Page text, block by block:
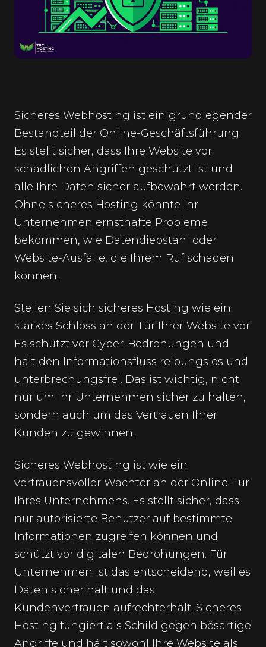
Sicheres Webhosting ist ein grundlegender
Bestandteil der Online-Geschäftsführung.
Es stellt sicher, dass Ihre Website vor
schädlichen Angriffen geschützt ist und
alle Ihre Daten sicher aufbewahrt werden.
Ohne sicheres Hosting könnte Ihr
Unternehmen ernsthafte Probleme
bekommen, wie Datendiebstahl oder
Website-Ausfälle, die Ihrem Ruf schaden
können.
Stellen Sie sich sicheres Hosting wie ein
starkes Schloss an der Tür Ihrer Website vor.
Es schützt vor Cyber-Bedrohungen und
hält den Informationsfluss reibungslos und
unterbrechungsfrei. Das ist wichtig, nicht
nur um Ihr Unternehmen sicher zu halten,
sondern auch um das Vertrauen Ihrer
Kunden zu gewinnen.
Sicheres Webhosting ist wie ein
vertrauensvoller Wächter an der Online-Tür
Ihres Unternehmens. Es stellt sicher, dass
nur autorisierte Benutzer auf bestimmte
Informationen zugreifen können und
schützt vor digitalen Bedrohungen. Für
Unternehmen ist das entscheidend, weil es
Daten sicher hält und das
Kundenvertrauen aufrechterhält. Sicheres
Hosting fungiert als Schild gegen bösartige
Angriffe und hält sowohl Ihre Website als